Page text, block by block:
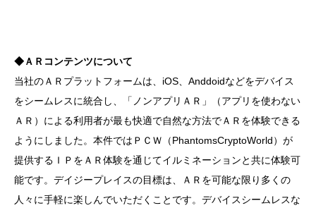
◆ＡＲコンテンツについて
当社のＡＲプラットフォームは、iOS、Anddoidなどをデバイス
をシームレスに統合し、「ノンアプリＡＲ」（アプリを使わない
ＡＲ）による利用者が最も快適で自然な方法でＡＲを体験できる
ようにしました。本件ではＰＣＷ（PhantomsCryptoWorld）が
提供するＩＰをＡＲ体験を通じてイルミネーションと共に体験可
能です。デイジープレイスの目標は、ＡＲを可能な限り多くの
人々に手軽に楽しんでいただくことです。デバイスシームレスな